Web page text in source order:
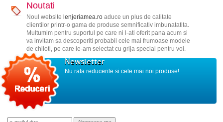
Noutati
Noul website lenjeriamea.roaduce un plus de calitate
clientilor printr-o gama de produse semnificativ imbunatatita.
Multumim pentru suportul pe care ni l-ati oferit pana acum si
va invitam sa descoperiti probabil cele mai frumoase modele
de chiloti, pe care le-am selectat cu grija special pentru voi.
Newsletter
Nu rata reducerile si cele mai noi produse!